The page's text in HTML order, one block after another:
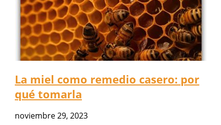
La miel como remedio casero: por
qué tomarla
noviembre 29, 2023